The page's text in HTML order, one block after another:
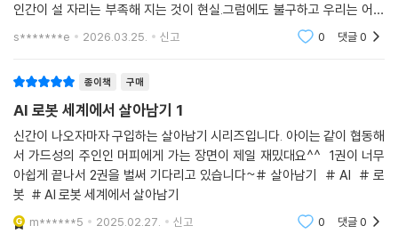
인간이 설 자리는 부족해 지는 것이 현실.그럼에도 불구하고 우리는 어디
에 신경을 쓰면서살아남아야 하는지 이 책을 통해서 아이가 한번쯤 생각해
s*******e 2026.03.25. 신고 0 댓글0
종이책 구매
AI 로봇 세계에서 살아남기 1
신간이 나오자마자 구입하는 살아남기 시리즈입니다. 아이는 같이 협동해
서 가드성의 주인인 머피에게 가는 장면이 제일 재밌대요^^ 1권이 너무
아쉽게 끝나서 2권을 벌써 기다리고 있습니다~# 살아남기 # AI # 로
봇 # AI 로봇 세계에서 살아남기
m******5 2025.02.27. 신고 0 댓글0